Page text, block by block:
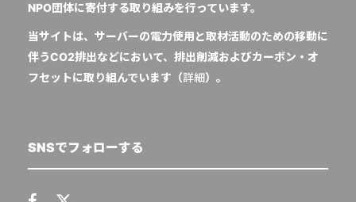
NPO団体に寄付する取り組みを行っています。
当サイトは、サーバーの電力使用と取材活動のための移動に
伴うCO2排出などにおいて、排出削減およびカーボン・オ
フセットに取り組んでいます（詳細）。
SNSでフォローする